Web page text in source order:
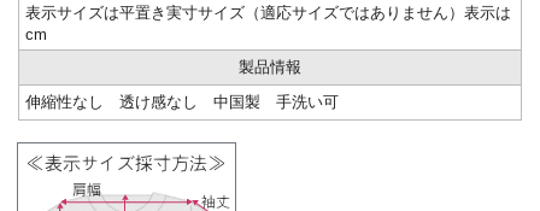
表示サイズは平置き実寸サイズ（適応サイズではありません）表示は
cm
製品情報
伸縮性なし 透け感なし 中国製 手洗い可